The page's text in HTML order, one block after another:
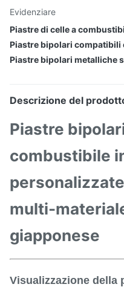
Evidenziare
Piastre di celle a
Piastre bipolari compatibili
Piastre bipolari metalliche
Descrizione del
Piastre
combustibile
multi-
giapponese
Visualizzazione della